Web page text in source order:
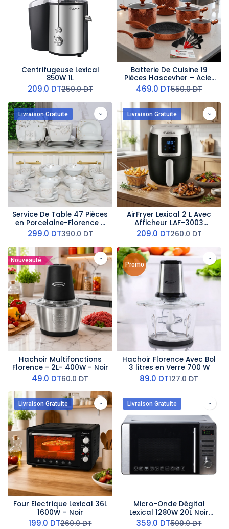
Centrifugeuse Lexical
850W 1L
209.0 DT250.0DT
Batterie De Cuisine 19
Pièces Hascevher – Acier
Inoxydable & Granit –Miel
469.0 DT550.0DT
Livraison Gratuite
Service De Table 47 Pièces
en Porcelaine-Florence -
G1167
299.0 DT390.0DT
Livraison Gratuite
AirFryer Lexical 2 L Avec
Afficheur LAF-3003
-1200W
209.0 DT260.0DT
Nouveauté
Hachoir Multifonctions
Florence - 2L- 400W - Noir
49.0 DT60.0DT
Promo
Hachoir Florence Avec Bol
3 litres en Verre 700 W
89.0 DT127.0DT
Livraison Gratuite
Four Electrique Lexical 36L
1600W – Noir
199.0 DT260.0DT
Livraison Gratuite
Micro-Onde Dégital
Lexical 1280W 20L Noir
Silver
359.0 DT500.0DT